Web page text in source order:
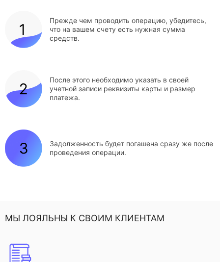
Прежде чем проводить операцию, убедитесь,
что на вашем счету есть нужная сумма
средств.
После этого необходимо указать в своей
учетной записи реквизиты карты и размер
платежа.
Задолженность будет погашена сразу же после
проведения операции.
МЫ ЛОЯЛЬНЫ К СВОИМ КЛИЕНТАМ